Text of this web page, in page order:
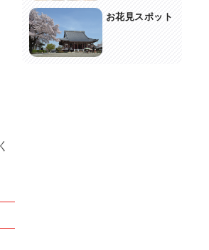
お花見スポット